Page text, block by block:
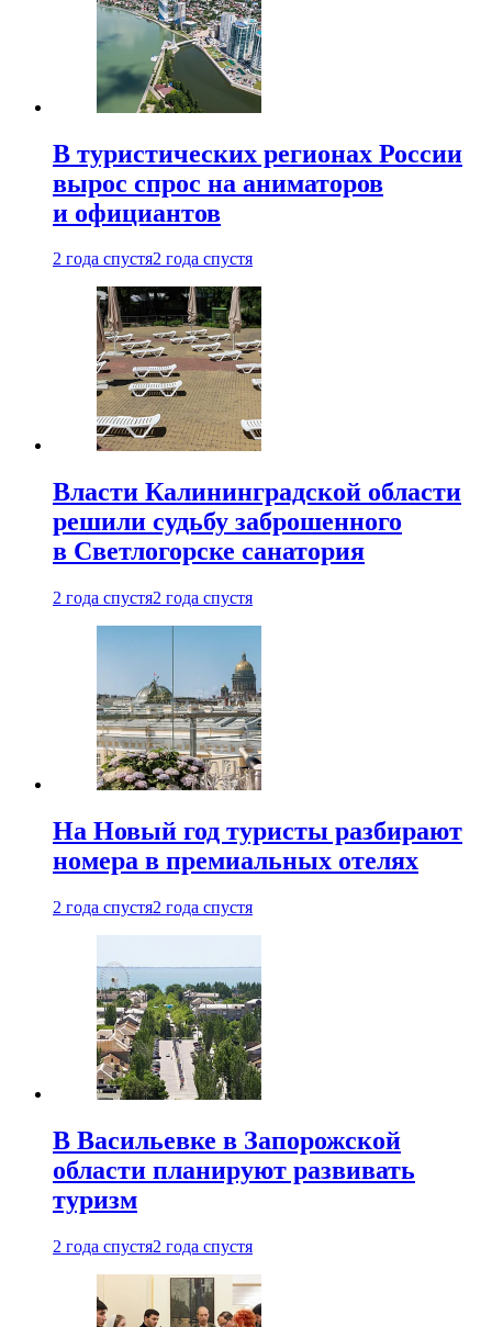
В туристических регионах России
вырос спрос на аниматоров
и официантов
2 года спустя2 года спустя
Власти Калининградской области
решили судьбу заброшенного
в Светлогорске санатория
2 года спустя2 года спустя
На Новый год туристы разбирают
номера в премиальных отелях
2 года спустя2 года спустя
В Васильевке в Запорожской
области планируют развивать
туризм
2 года спустя2 года спустя